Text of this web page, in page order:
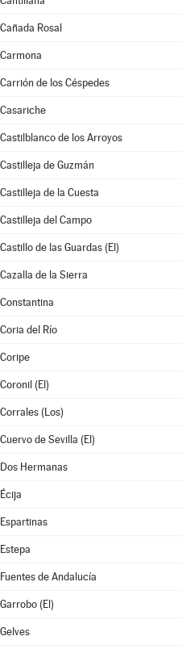
Cañada Rosal
Carmona
Carrión de los Céspedes
Casariche
Castilblanco de los Arroyos
Castilleja de Guzmán
Castilleja de la Cuesta
Castilleja del Campo
Castillo de las Guardas (El)
Cazalla de la Sierra
Constantina
Coria del Río
Coripe
Coronil (El)
Corrales (Los)
Cuervo de Sevilla (El)
Dos Hermanas
Écija
Espartinas
Estepa
Fuentes de Andalucía
Garrobo (El)
Gelves